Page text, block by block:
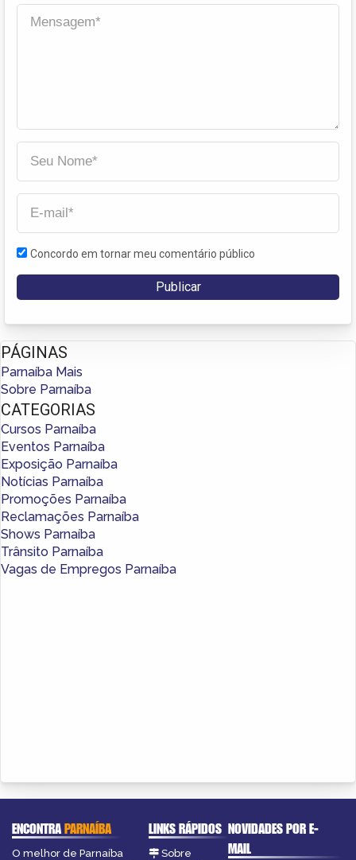
Concordo em tornar meu comentário público
PÁGINAS
Parnaíba Mais
Sobre Parnaíba
CATEGORIAS
Cursos Parnaíba
Eventos Parnaíba
Exposição Parnaíba
Notícias Parnaíba
Promoções Parnaíba
Reclamações Parnaíba
Shows Parnaíba
Trânsito Parnaíba
Vagas de Empregos Parnaíba
ENCONTRAPARNAÍBA
O melhor de Parnaíba
LINKS RÁPIDOS
Sobre
NOVIDADES POR E-
MAIL